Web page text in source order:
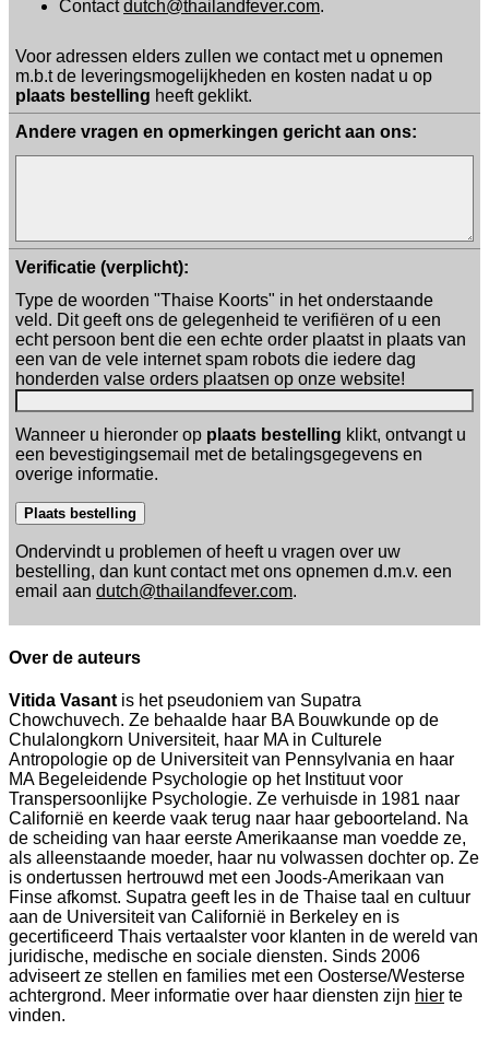
Contactdutch@thailandfever.com.
Voor adressen elders zullen we contact met u opnemen
m.b.t de leveringsmogelijkheden en kosten nadat u op
plaats bestelling heeft geklikt.
Andere vragen en opmerkingen gericht aan ons:
Verificatie (verplicht):
Type de woorden "Thaise Koorts" in het onderstaande
veld. Dit geeft ons de gelegenheid te verifiëren of u een
echt persoon bent die een echte order plaatst in plaats van
een van de vele internet spam robots die iedere dag
honderden valse orders plaatsen op onze website!
Wanneer u hieronder op plaats bestelling klikt, ontvangt u
een bevestigingsemail met de betalingsgegevens en
overige informatie.
Ondervindt u problemen of heeft u vragen over uw
bestelling, dan kunt contact met ons opnemen d.m.v. een
email aan dutch@thailandfever.com.
Over de auteurs
Vitida Vasant is het pseudoniem van Supatra
Chowchuvech. Ze behaalde haar BA Bouwkunde op de
Chulalongkorn Universiteit, haar MA in Culturele
Antropologie op de Universiteit van Pennsylvania en haar
MA Begeleidende Psychologie op het Instituut voor
Transpersoonlijke Psychologie. Ze verhuisde in 1981 naar
Californië en keerde vaak terug naar haar geboorteland. Na
de scheiding van haar eerste Amerikaanse man voedde ze,
als alleenstaande moeder, haar nu volwassen dochter op. Ze
is ondertussen hertrouwd met een Joods-Amerikaan van
Finse afkomst. Supatra geeft les in de Thaise taal en cultuur
aan de Universiteit van Californië in Berkeley en is
gecertificeerd Thais vertaalster voor klanten in de wereld van
juridische, medische en sociale diensten. Sinds 2006
adviseert ze stellen en families met een Oosterse/Westerse
achtergrond. Meer informatie over haar diensten zijn hier te
vinden.